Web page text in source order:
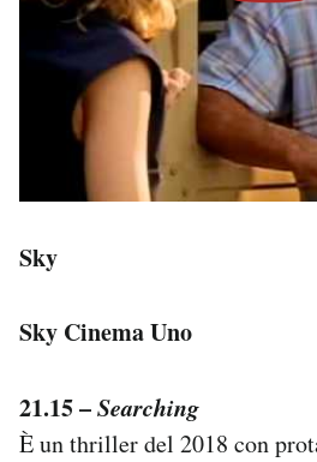
Sky
Sky Cinema Uno
21.15 –Searching
È un thriller del 2018 con